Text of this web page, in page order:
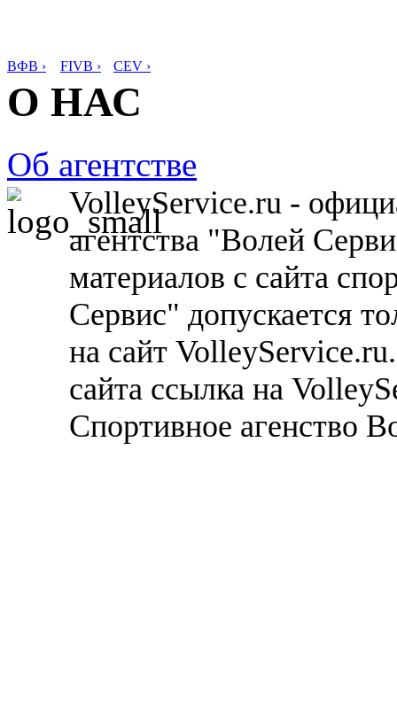
ВФВ › FIVB › CEV ›
О НАС
Об агентстве
VolleyService.ru -
агентства "Волей
материалов с сайта
Сервис" допускается
на сайт
сайта ссылка на
Спортивное агенство